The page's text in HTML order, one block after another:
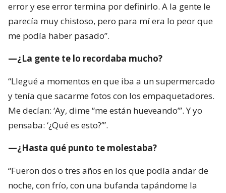
error y ese error termina por definirlo. A la gente le
parecía muy chistoso, pero para mí era lo peor que
me podía haber pasado”.
—¿La gente te lo recordaba mucho?
“Llegué a momentos en que iba a un supermercado
y tenía que sacarme fotos con los empaquetadores.
Me decían: ‘Ay, dime “me están hueveando”’. Y yo
pensaba: ‘¿Qué es esto?’”.
—¿Hasta qué punto te molestaba?
“Fueron dos o tres años en los que podía andar de
noche, con frío, con una bufanda tapándome la